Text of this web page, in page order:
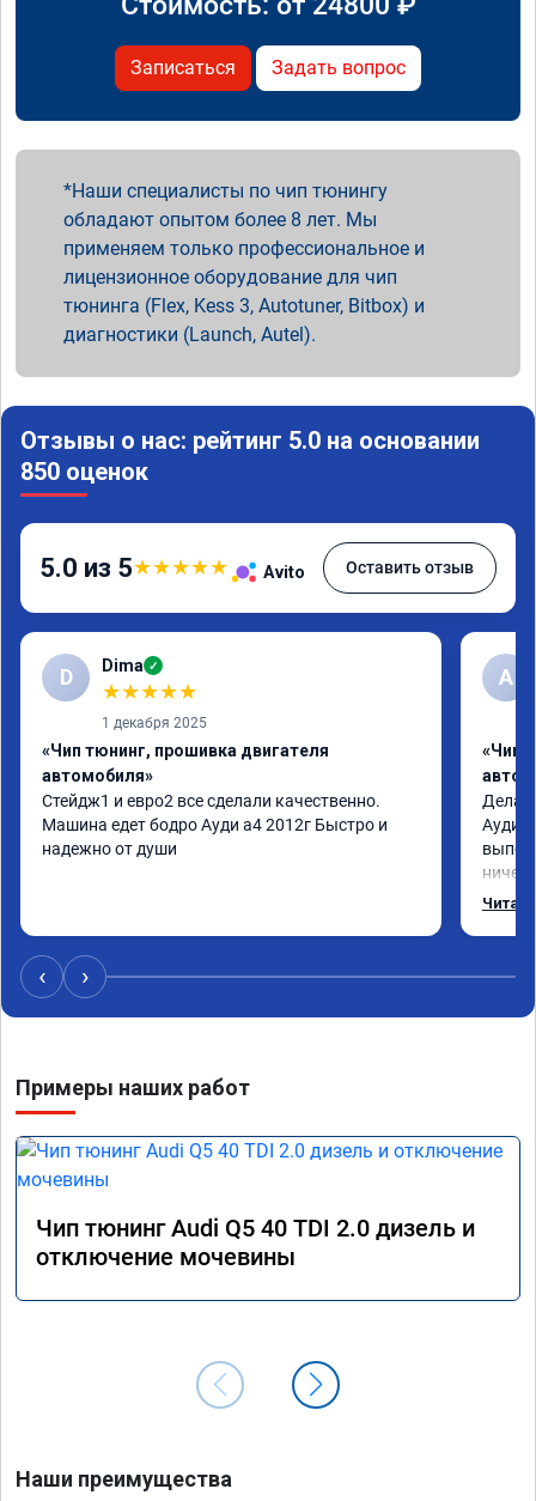
Записаться Задать вопрос
Наши специалисты по чип тюнингу
обладают опытом более 8 лет. Мы
применяем только профессиональное и
лицензионное оборудование для чип
тюнинга (Flex, Kess 3, Autotuner, Bitbox) и
диагностики (Launch, Autel).
Отзывы о нас: рейтинг 5.0 на основании
850 оценок
5.0 из 5★★★★★ Avito Оставить отзыв
D Dima ✓
★★★★★
1 декабря 2025
«Чип тюнинг, прошивка двигателя
автомобиля»
Стейдж1 и евро2 все сделали качественно.
Машина едет бодро Ауди а4 2012г Быстро и
надежно от души
А
«Чип
Делал
‹ ›
Примеры наших работ
Чип тюнинг Audi Q5 40 TDI 2.0 дизель и
отключение мочевины
Наши преимущества